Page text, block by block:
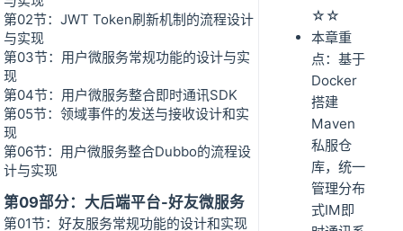
第02节：JWT Token刷新机制的流程设计
与实现
第03节：用户微服务常规功能的设计与实
现
第04节：用户微服务整合即时通讯SDK
第05节：领域事件的发送与接收设计和实
现
第06节：用户微服务整合Dubbo的流程设
计与实现
第09部分：大后端平台-好友微服务
第01节：好友服务常规功能的设计和实现
☆☆
本章重
点：基于
Docker
搭建
Maven
私服仓
库，统一
管理分布
式IM即